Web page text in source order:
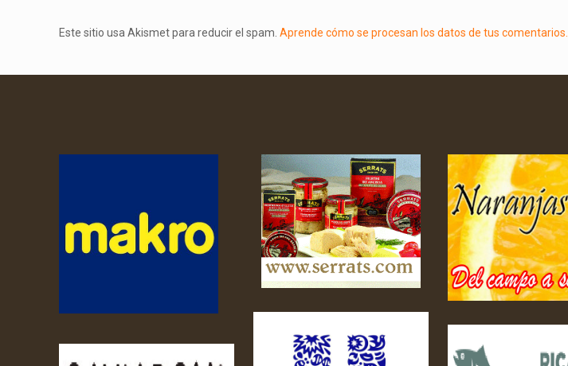
Este sitio usa Akismet para reducir el spam. Aprende cómo se procesan los datos de tus comentarios.